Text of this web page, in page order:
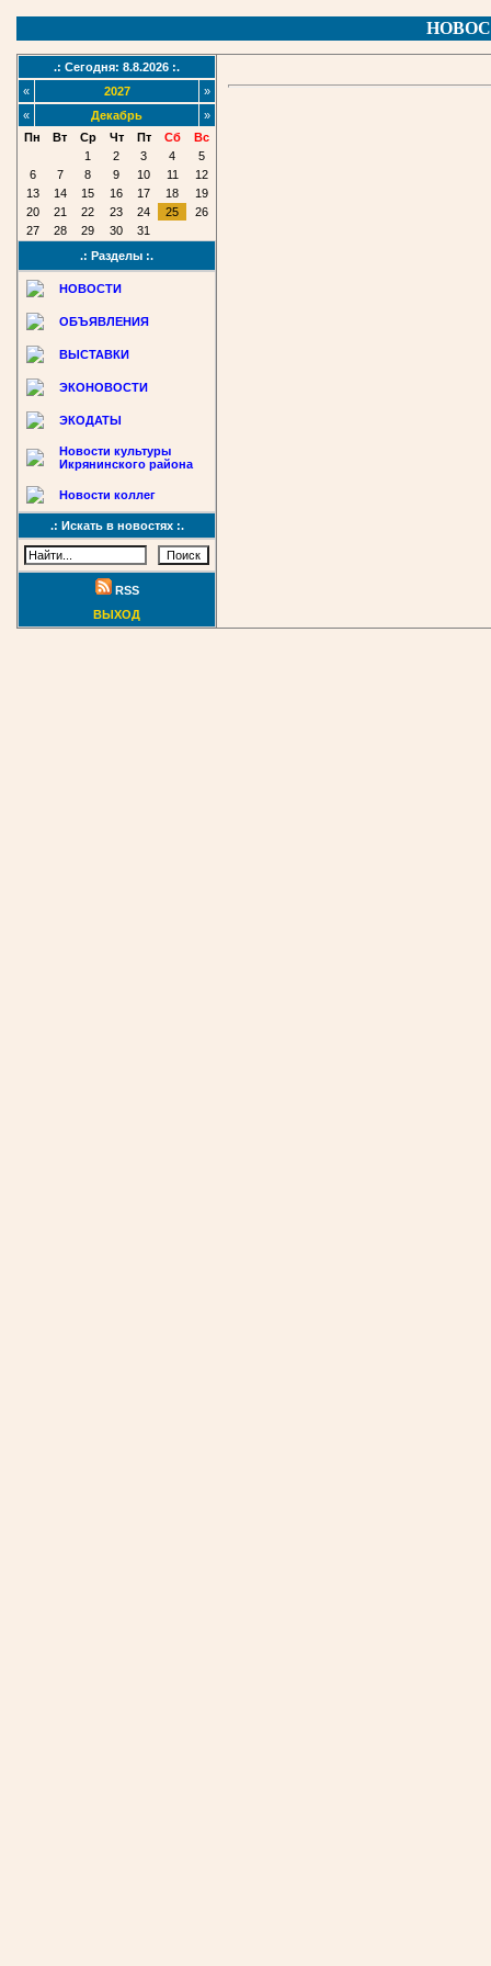
.: Сегодня: 8.8.2026 :.
«
2027
»
«
Декабрь
»
Пн
Вт Ср Чт Пт Сб
Вс
1
2 3 4
5
6
7 8 9 10 11
12
13
14 15 16 17 18
19
20
21 22 23 24 25
26
27
28 29 30
31
.: Разделы :.
НОВОСТИ
ОБЪЯВЛЕНИЯ
ВЫСТАВКИ
ЭКОНОВОСТИ
ЭКОДАТЫ
Новости культуры
Икрянинского района
Новости коллег
.: Искать в новостях :.
RSS
ВЫХОД